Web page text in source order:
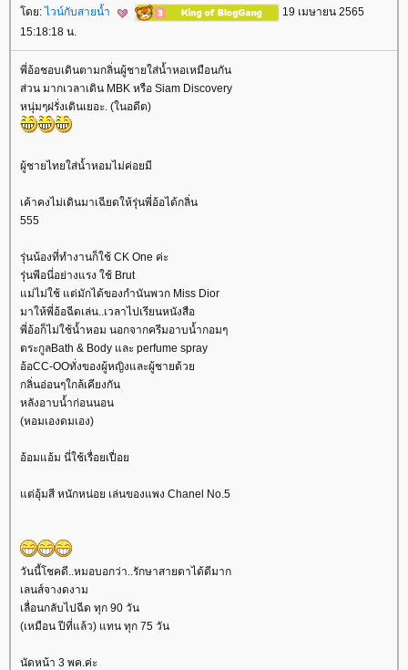
ดย: ไวน์กับสายน้ำ
19 เมษายน 2565
15:18:18 น.
พี่อ้อชอบเดินตามกลิ่นผู้ชายใส่น้ำหอเหมือนกัน
ส่วน มากเวลาเดิน MBK หรือ Siam Discovery
หนุ่มๆฝรั่งเดินเยอะ. (ในอดีต)
ผู้ชายไทยใส่น้ำหอมไม่ค่อยมี
เค้าคงไม่เดินมาเฉียดให้รุ่นพี่อ้อได้กลิ่น
555
รุ่นน้องที่ทำงานก็ใช้ CK One ค่ะ
รุ่นพีอนี่อย่างแรง ใช้ Brut
ม่ไม่ใช้ แต่มักได้ของกำนันพวก Miss Dior
มาให้พี่อ้อฉีดเล่น..เวลาไปเรียนหนังสือ
พี่อ้อก็ไม่ใช้น้ำหอม นอกจากครีมอาบน้ำกอมๆ
ตระกูลBath & Body และ perfume spray
อ้อCC-OOทั่งของผู้หญิงและผู้ชายด้ว
กลิ่นอ่อนๆใกล้เคียงกัน
หลังอาบน้ำก่อนนอน
(หอมเองดมเอง)
อ้อมแอ้ม นี่ใช้เรื่อยเปื่อ
ต่อุ้มสี หนักหน่อย เล่นของแพง Chanel No.5
วันนี้โชคดี..หมอบอกว่า..รักษาสายตาได้ดีมาก
เลนส์จางดงาม
เลื่อนกลับไปฉีด ทุก 90 วัน
(เหมือน ปีที่แล้ว) แทน ทุก 75 วัน
นัดหน้า 3 พค.ค่ะ